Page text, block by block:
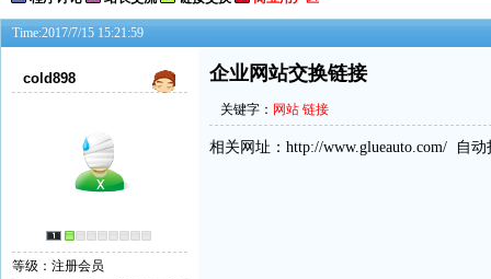
Time:2017/7/15 15:21:59
cold898
等级：注册会员
企业网站交换链接
关键字： 网站 链接
相关网址：http://www.glueauto.com/ 自